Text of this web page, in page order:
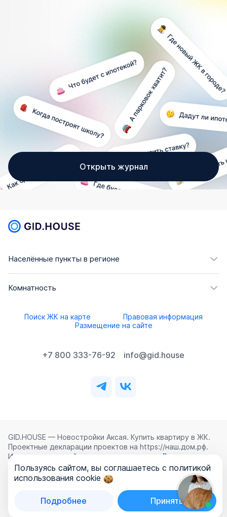
Открыть журнал
Населённые пункты в регионе
Комнатность
Поиск ЖК на карте
Правовая информация
Размещение на сайте
+7 800 333-76-92 info@gid.house
GID.HOUSE — Новостройки Аксая. Купить квартиру в ЖК.
Проектные декларации проектов на https://наш.дом.рф.
Использование сайта означает согласие с
Лицензионным
соглашением ,Политикой конфиденциальностии
Политикой обработки персональных данных
ООО «ГИД.ХАУЗ»
Пользуясь сайтом, вы соглашаетесь с политикой
использования cookie
Подробнее Принять